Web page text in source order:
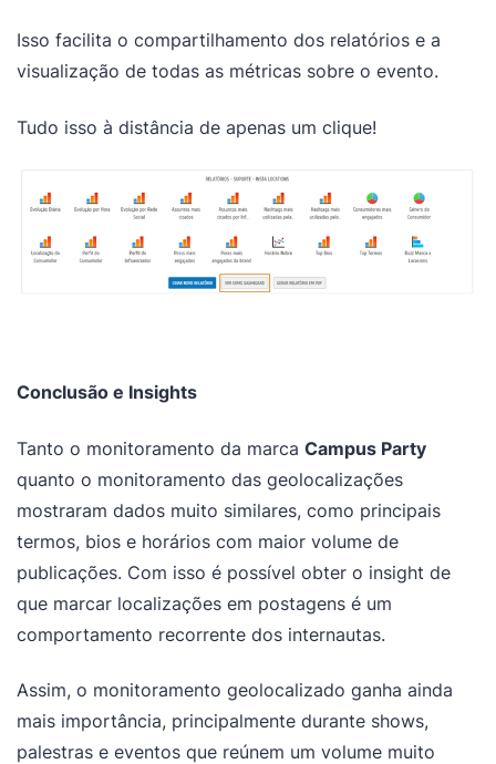
Isso facilita o compartilhamento dos relatórios e a
visualização de todas as métricas sobre o evento.
Tudo isso à distância de apenas um clique!
Conclusão e Insights
Tanto o monitoramento da marca Campus Party
quanto o monitoramento das geolocalizações
mostraram dados muito similares, como principais
termos, bios e horários com maior volume de
publicações. Com isso é possível obter o insight de
que marcar localizações em postagens é um
comportamento recorrente dos internautas.
Assim, o monitoramento geolocalizado ganha ainda
mais importância, principalmente durante shows,
palestras e eventos que reúnem um volume muito